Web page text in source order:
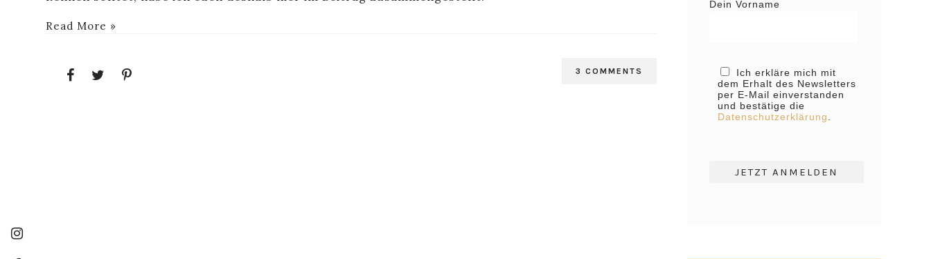
Read More »
3 COMMENTS
Dein Vorname
Ich erkläre mich mit
dem Erhalt des Newsletters
per E-Mail einverstanden
und bestätige die
Datenschutzerklärung